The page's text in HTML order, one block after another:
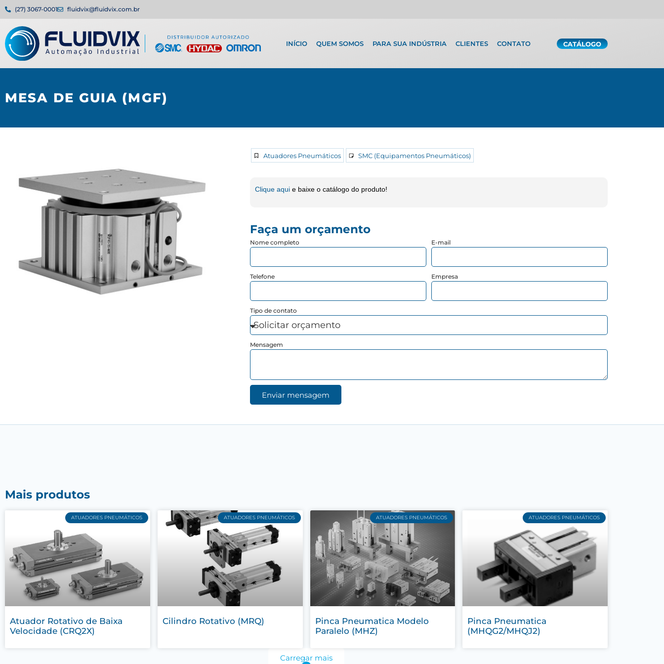
(27) 3067-0001 fluidvix@fluidvix.com.br
INÍCIO QUEM SOMOS PARA SUA INDÚSTRIA CLIENTES CONTATO CATÁLOGO
MESA DE GUIA (MGF)
Atuadores Pneumáticos SMC (Equipamentos Pneumáticos)
Clique aqui e baixe o catálogo do produto!
Faça um orçamento
Nome completo E-mail
Telefone Empresa
Tipo de contato
Mensagem
Enviar mensagem
Mais produtos
ATUADORES PNEUMÁTICOS
Atuador Rotativo de Baixa
Velocidade (CRQ2X)
ATUADORES PNEUMÁTICOS
Cilindro Rotativo (MRQ)
ATUADORES PNEUMÁTICOS
Pinca Pneumatica Modelo
Paralelo (MHZ)
ATUADORES PNEUMÁTICOS
Pinca Pneumatica
(MHQG2/MHQJ2)
Carregar mais